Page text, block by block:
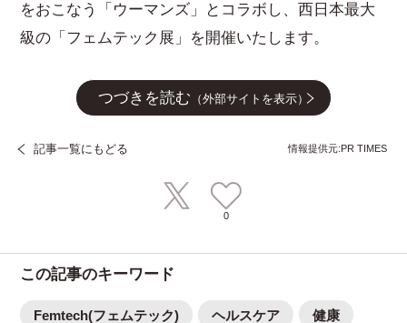
をおこなう「ウーマンズ」とコラボし、西日本最大
級の「フェムテック展」を開催いたします。
つづきを読む （外部サイトを表示）
記事一覧にもどる 情報提供元:PR TIMES
0
この記事のキーワード
Femtech(フェムテック) ヘルスケア 健康